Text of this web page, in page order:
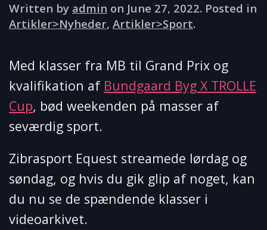
Written by admin on June 27, 2022. Posted in
Artikler>Nyheder, Artikler>Sport.
Med klasser fra MB til Grand Prix og
kvalifikation af Bundgaard Byg X TROLLE
Cup, bød weekenden på masser af
seværdig sport.
Zibrasport Equest streamede lørdag og
søndag, og hvis du gik glip af noget, kan
du nu se de spændende klasser i
videoarkivet.